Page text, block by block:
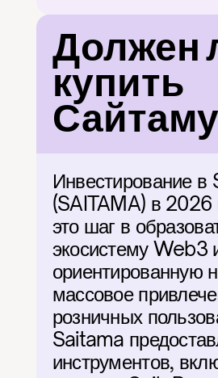
Должен
купить
Инвестирование в
(SAITAMA) в
это шаг в
экосистему Web3
ориентированную
массовое
розничных
Saitama
инструментов,